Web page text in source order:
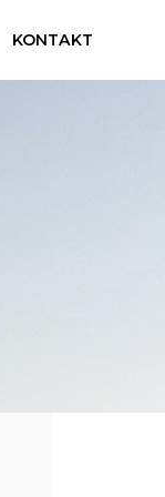
KONTAKT